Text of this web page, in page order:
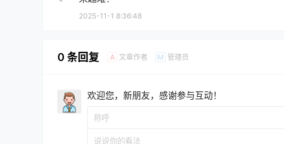
2025手游搬砖趋势：氪金玩家越来越多，挣钱为何越
来越难！
0 条回复